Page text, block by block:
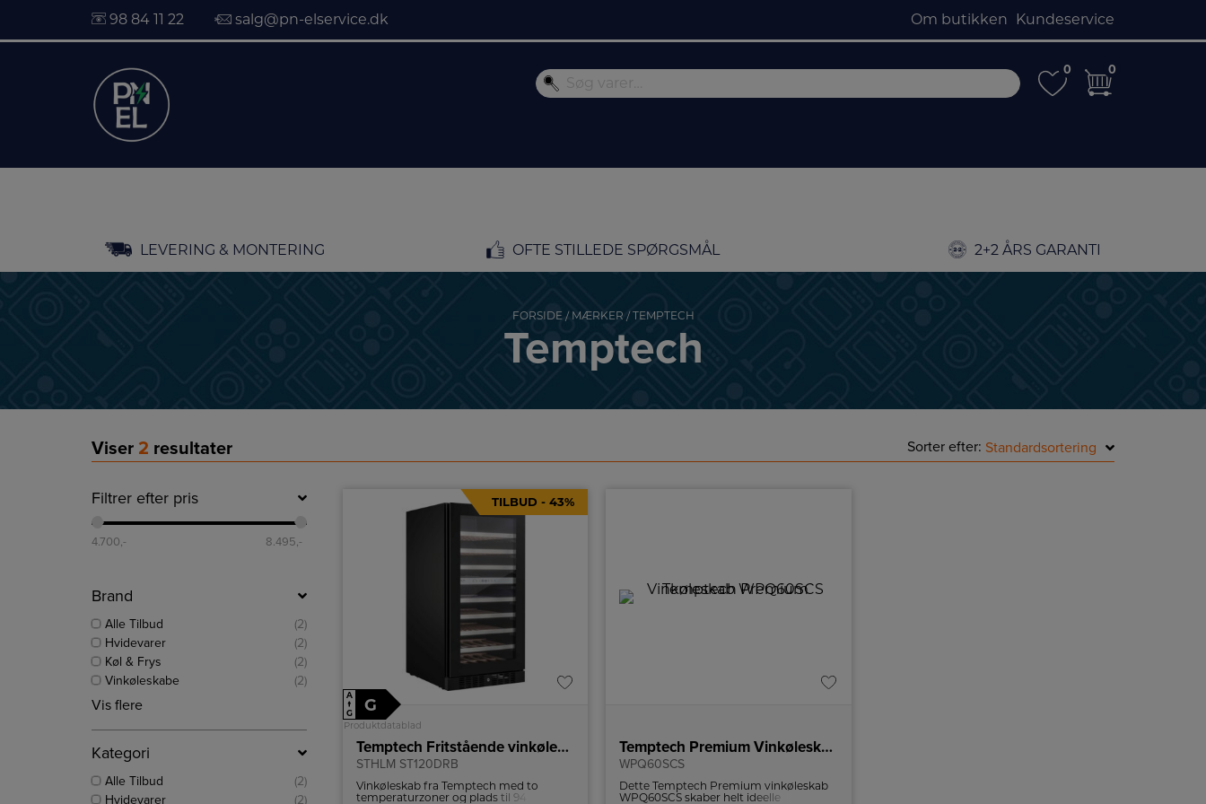
98 84 11 22 salg@pn-elservice.dk Om butikken Kundeservice
0
0 0
0
LEVERING & MONTERING OFTE STILLEDE SPØRGSMÅL 2+2 ÅRS GARANTI
FORSIDE/ MÆRKER / TEMPTECH
Temptech
Viser 2 resultater Sorter efter: Standardsortering
TILBUD - 43%
A
↑
G
G
Produktdatablad
Temptech Fritstående vinkøleskab
STHLM ST120DRB
Vinkøleskab fra Temptech med to
temperaturzoner og plads til 94 flasker
Temptech Premium Vinkøleskab
WPQ60SCS
Dette Temptech Premium vinkøleskab
WPQ60SCS skaber helt ideelle
Filtrer efter pris
4.700,- 8.495,-
Brand
Alle Tilbud
(2)
Hvidevarer
(2)
Køl & Frys
(2)
Vinkøleskabe
(2)
Vis flere
Kategori
Alle Tilbud
(2)
Hvidevarer
(2)